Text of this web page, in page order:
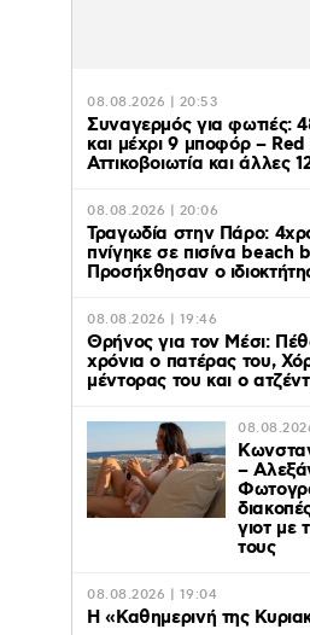
08.08.2026 | 20:53
Συναγερμός για φωτιές:
και μέχρι 9 μποφόρ –
Αττικοβοιωτία και άλλες
08.08.2026 | 20:06
Τραγωδία στην Πάρο:
πνίγηκε σε πισίνα beach
Προσήχθησαν ο
08.08.2026 | 19:46
Θρήνος για τον Μέσι:
χρόνια ο πατέρας του,
μέντορας του και ο
–
γιοτ με
τους
08.08.2026 | 19:04
H «Καθημερινή της